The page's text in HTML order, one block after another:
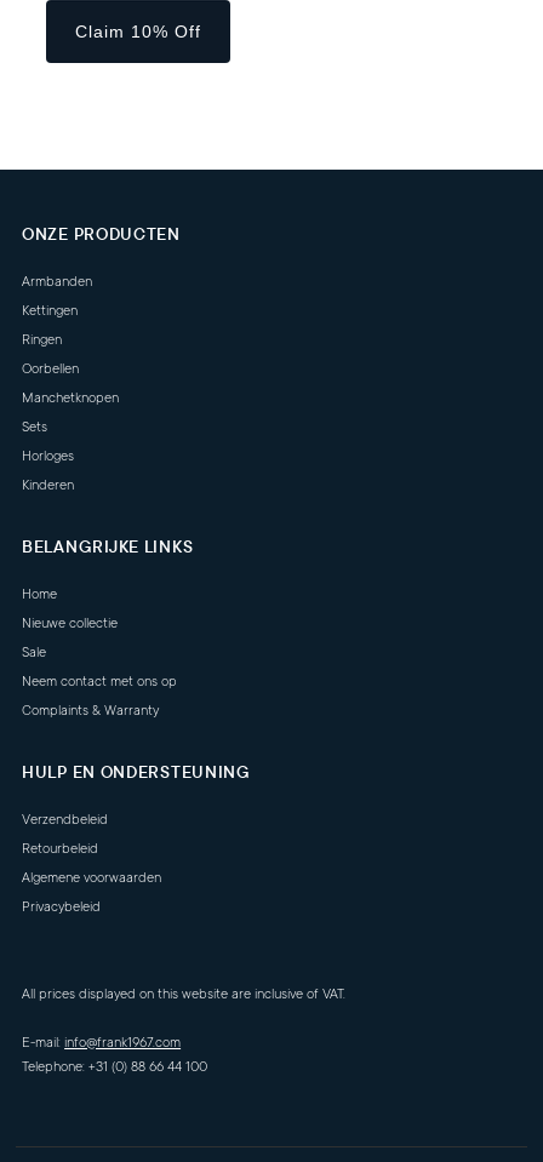
Claim 10% Off
ONZE PRODUCTEN
Armbanden
Kettingen
Ringen
Oorbellen
Manchetknopen
Sets
Horloges
Kinderen
BELANGRIJKE LINKS
Home
Nieuwe collectie
Sale
Neem contact met ons op
Complaints & Warranty
HULP EN ONDERSTEUNING
Verzendbeleid
Retourbeleid
Algemene voorwaarden
Privacybeleid
All prices displayed on this website are inclusive of VAT.
E-mail:info@frank1967.com
Telephone: +31 (0) 88 66 44 100